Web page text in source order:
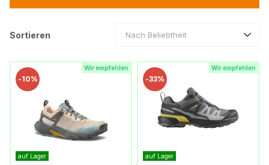
Sortieren Nach Beliebtheit
Wir empfehlen
-10%
auf Lager
Wir empfehlen
-33%
auf Lager